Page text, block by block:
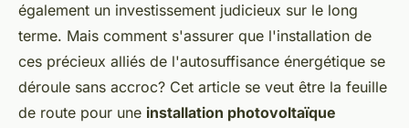
également un investissement judicieux sur le long
terme. Mais comment s'assurer que l'installation de
ces précieux alliés de l'autosuffisance énergétique se
déroule sans accroc? Cet article se veut être la feuille
de route pour une installation photovoltaïque